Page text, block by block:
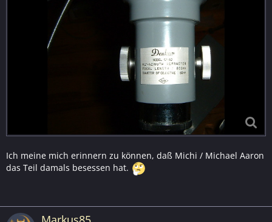
Ich meine mich erinnern zu können, daß Michi / Michael Aaron
das Teil damals besessen hat.